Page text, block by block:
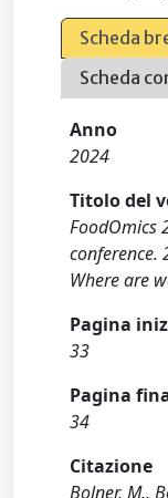
Scheda
Scheda
Anno
2024
Titolo del
FoodOmics
conference.
Where are
Pagina
33
Pagina
34
Citazione
Bolner, M.,